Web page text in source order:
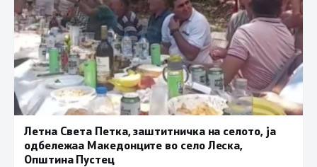
Летна Света Петка, заштитничка на селото, ја
одбележаа Македонците во село Леска,
Општина Пустец